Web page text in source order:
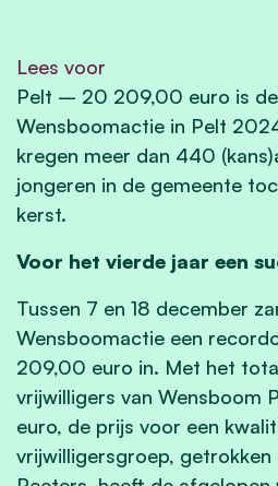
Lees voor
Pelt – 20 209,00 euro is
Wensboomactie in Pelt
kregen meer dan 440
jongeren in de gemeente
kerst.
Voor het vierde jaar een
Tussen 7 en 18 december
Wensboomactie een
209,00 euro in. Met het
vrijwilligers van Wensboom
euro, de prijs voor een
vrijwilligersgroep,